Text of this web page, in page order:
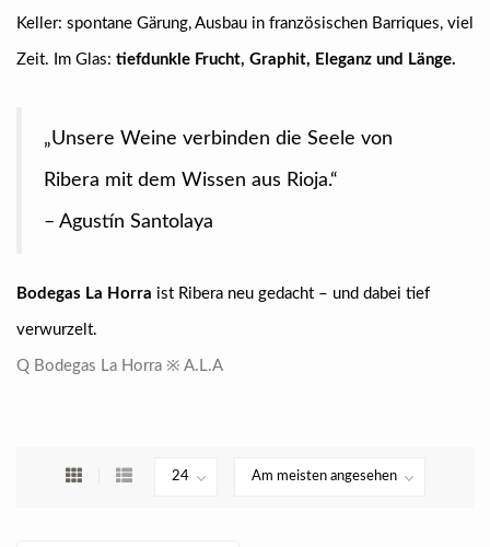
Keller: spontane Gärung, Ausbau in französischen Barriques, viel
Zeit. Im Glas: tiefdunkle Frucht, Graphit, Eleganz und Länge.
„Unsere Weine verbinden die Seele von
Ribera mit dem Wissen aus Rioja.“
– Agustín Santolaya
Bodegas La Horra ist Ribera neu gedacht – und dabei tief
verwurzelt.
Q Bodegas La Horra ※ A.L.A